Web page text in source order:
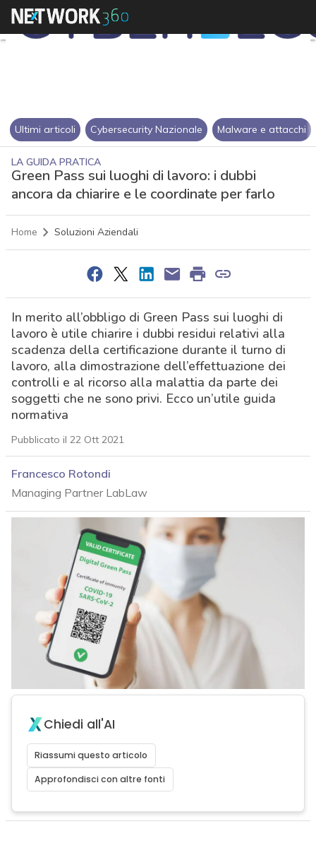
Ultimi articoli Cybersecurity Nazionale Malware e attacchi
LA GUIDA PRATICA
Green Pass sui luoghi di lavoro: i dubbi
ancora da chiarire e le coordinate per farlo
Home Soluzioni Aziendali
In merito all’obbligo di Green Pass sui luoghi di
lavoro è utile chiarire i dubbi residui relativi alla
scadenza della certificazione durante il turno di
lavoro, alla dimostrazione dell’effettuazione dei
controlli e al ricorso alla malattia da parte dei
soggetti che ne sono privi. Ecco un’utile guida
normativa
Pubblicato il 22 Ott 2021
Francesco Rotondi
Managing Partner LabLaw
Chiedi all'AI
Riassumi questo articolo
Approfondisci con altre fonti